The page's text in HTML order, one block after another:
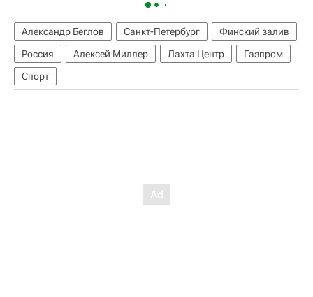
Александр Беглов Санкт-Петербург
Финский залив
Россия
Алексей Миллер Лахта Центр
Газпром
Спорт